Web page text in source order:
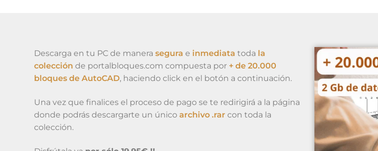
Descarga en tu PC de manera segura e inmediata toda la
colección de portalbloques.com compuesta por + de 20.000
bloques de AutoCAD, haciendo click en el botón a continuación.
Una vez que finalices el proceso de pago se te redirigirá a la página
donde podrás descargarte un único archivo .rar con toda la
colección.